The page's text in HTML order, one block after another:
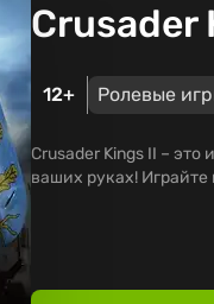
Crusader
12+ Ролевые
Crusader Kings II –
ваших руках! Играйте